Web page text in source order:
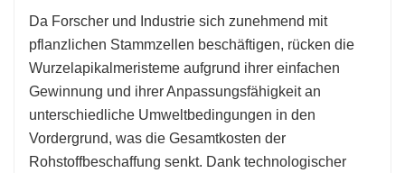
Da Forscher und Industrie sich zunehmend mit
pflanzlichen Stammzellen beschäftigen, rücken die
Wurzelapikalmeristeme aufgrund ihrer einfachen
Gewinnung und ihrer Anpassungsfähigkeit an
unterschiedliche Umweltbedingungen in den
Vordergrund, was die Gesamtkosten der
Rohstoffbeschaffung senkt. Dank technologischer